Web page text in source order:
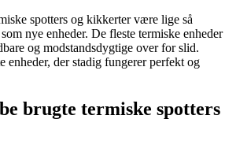
spotters og kikkerter være lige så
nye enheder. De fleste termiske enheder
og modstandsdygtige over for slid.
enheder, der stadig fungerer perfekt og
brugte termiske spotters